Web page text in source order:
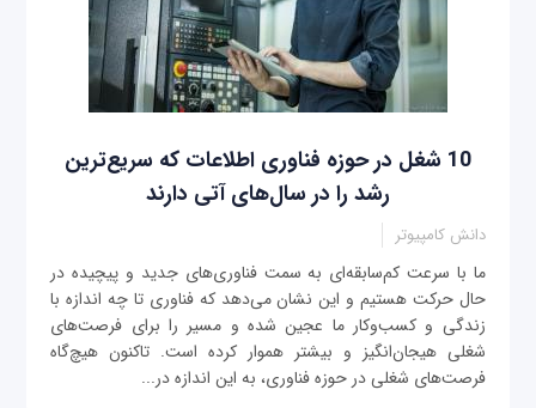
10 شغل در حوزه فناوری اطلاعات که سریع‌ترین
رشد را در سال‌های آتی دارند
دانش کامپیوتر
ما با سرعت کم‌‌سابقه‌ای به سمت فناوری‌های جدید و پیچیده‌ در
حال حرکت هستیم و این نشان می‌دهد که فناوری تا چه اندازه با
زندگی و کسب‌و‌کار ما عجین شده و مسیر را برای فرصت‌های
شغلی هیجان‌انگیز و بیشتر هموار کرده است. تاکنون هیچ‌گاه
فرصت‌های شغلی در حوزه فناوری، به این اندازه در...